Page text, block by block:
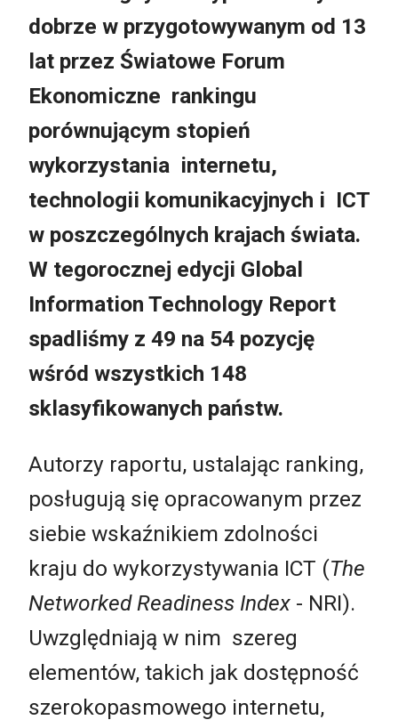
dobrze w przygotowywanym od 13
lat przez Światowe Forum
Ekonomiczne rankingu
porównującym stopień
wykorzystania internetu,
technologii komunikacyjnych i ICT
w poszczególnych krajach świata.
W tegorocznej edycji Global
Information Technology Report
spadliśmy z 49 na 54 pozycję
wśród wszystkich 148
sklasyfikowanych państw.
Autorzy raportu, ustalając ranking,
posługują się opracowanym przez
siebie wskaźnikiem zdolności
kraju do wykorzystywania ICT (The
Networked Readiness Index - NRI).
Uwzględniają w nim szereg
elementów, takich jak dostępność
szerokopasmowego internetu,